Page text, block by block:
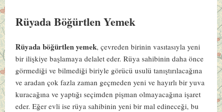
Rüyada Böğürtlen Yemek
Rüyada böğürtlen yemek, çevreden birinin vasıtasıyla yeni
bir ilişkiye başlamaya delalet eder. Rüya sahibinin daha önce
görmediği ve bilmediği biriyle görücü usulü tanıştırılacağına
ve aradan çok fazla zaman geçmeden yeni ve hayırlı bir yuva
kuracağına ve yaptığı seçimden pişman olmayacağına işaret
eder. Eğer evli ise rüya sahibinin yeni bir mal edineceği, bu